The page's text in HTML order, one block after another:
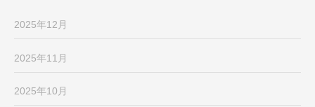
2025年12月
2025年11月
2025年10月